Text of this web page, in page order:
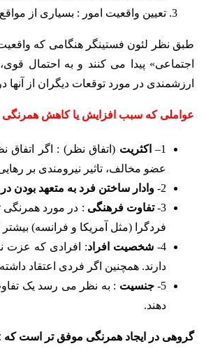
تعیین واقعیت امور : بسیاری از
طبق نظر لئون فستینگر هنگامی که
اجتماعی» پیدا می کنند و به احتمال
ارزشمندی در مورد توقعات دیگران از آنها
عواملی که سبب افزایش یا کاهش
1
– اکثریت (اتفاق نظر) : اگر
عضو مخالف، تاثیر نیرومندی بر
2- وادار ساختن فرد به متعهد
3- تفاوت فرهنگی : در مورد همرنگی
فردگرا (مثل آمریکا و فرانسه)
4- شخصیت افراد: افرادی که عزت
دارند. همچنین اگر فردی اعتقاد
5-
جنسیت : به نظر می رسد یک
دهند.
گروهی در ایجاد همرنگی موفق تر است که